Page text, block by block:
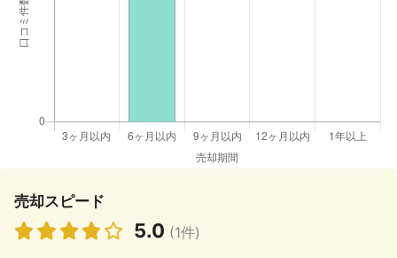
売却スピード
5.0 (1件)